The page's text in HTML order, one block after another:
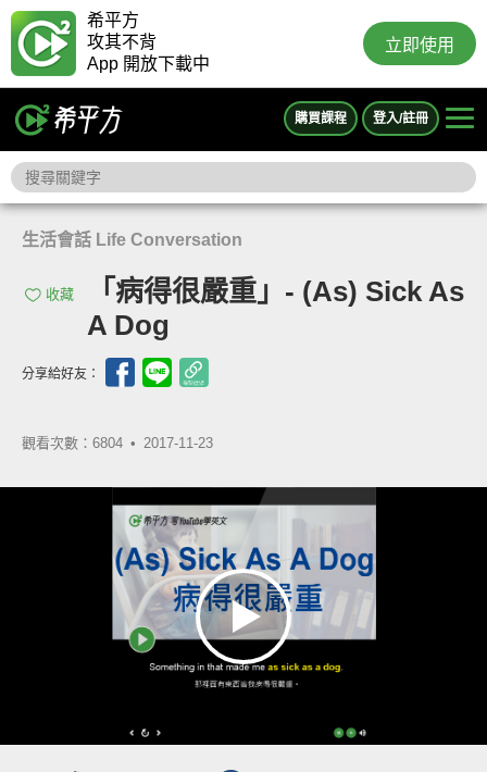
希平方
攻其不背
App 開放下載中
立即使用
購買課程 登入/註冊
生活會話 Life Conversation
收藏
「病得很嚴重」- (As) Sick As
A Dog
分享給好友：
觀看次數：6804 • 2017-11-23